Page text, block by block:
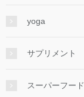
yoga
サプリメント
スーパーフード